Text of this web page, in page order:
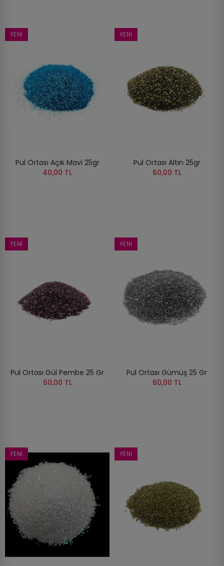
YENI
Pul Ortası Açık Mavi 25gr
40,00 TL
YENI
Pul Ortası Altın 25gr
60,00 TL
YENI
Pul Ortası Gül Pembe 25 Gr
60,00 TL
YENI
Pul Ortası Gümüş 25 Gr
60,00 TL
YENI YENI